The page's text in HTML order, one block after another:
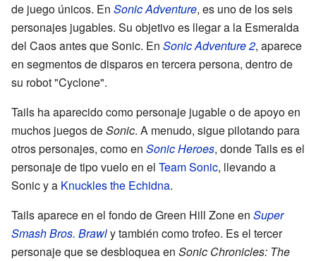
de juego únicos. En Sonic Adventure, es uno de los seis
personajes jugables. Su objetivo es llegar a la Esmeralda
del Caos antes que Sonic. En Sonic Adventure 2, aparece
en segmentos de disparos en tercera persona, dentro de
su robot "Cyclone".
Tails ha aparecido como personaje jugable o de apoyo en
muchos juegos deSonic. A menudo, sigue pilotando para
otros personajes, como en Sonic Heroes, donde Tails es el
personaje de tipo vuelo en el Team Sonic, llevando a
Sonic y a Knuckles the Echidna.
Tails aparece en el fondo de Green Hill Zone en Super
Smash Bros. Brawly también como trofeo. Es el tercer
personaje que se desbloquea en Sonic Chronicles: The